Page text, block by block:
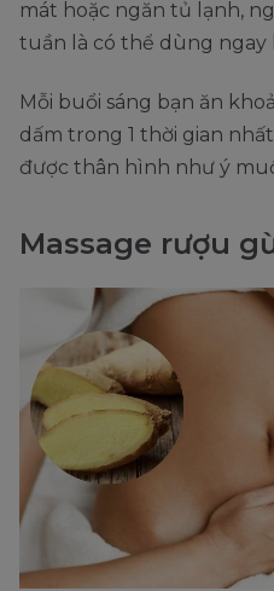
mát hoặc ngăn tủ lạnh,
tuần là có thể dùng ngay
Mỗi buổi sáng bạn ăn
dấm trong 1 thời gian
được thân hình như ý
Massage rượu